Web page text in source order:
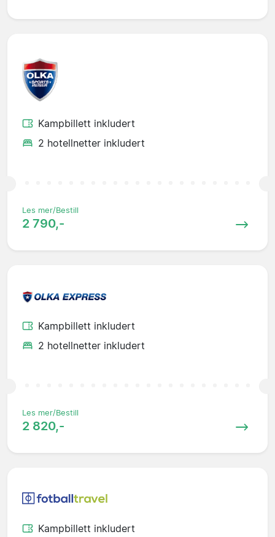
Kampbillett inkludert
2 hotellnetter inkludert
Les mer/Bestill
2 790,-
Kampbillett inkludert
2 hotellnetter inkludert
Les mer/Bestill
2 820,-
Kampbillett inkludert